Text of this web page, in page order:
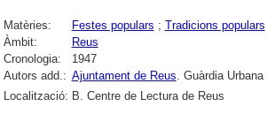
Matèries: Festes populars ; Tradicions populars
Àmbit:
Reus
Cronologia:
1947
Autors add.: Ajuntament de Reus. Guàrdia Urbana
Localització: B. Centre de Lectura de Reus